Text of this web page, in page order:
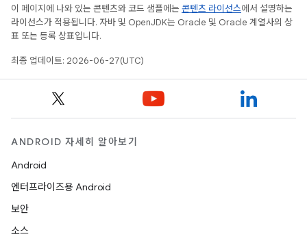
이 페이지에 나와 있는 콘텐츠와 코드 샘플에는 콘텐츠 라이선스에서 설명하는
라이선스가 적용됩니다. 자바 및 OpenJDK는 Oracle 및 Oracle 계열사의 상
표 또는 등록 상표입니다.
최종 업데이트: 2026-06-27(UTC)
ANDROID 자세히 알아보기
Android
엔터프라이즈용 Android
보안
소스